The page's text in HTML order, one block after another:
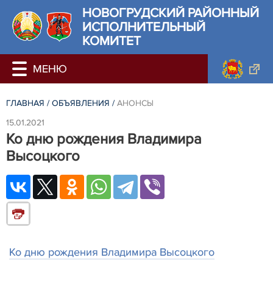
НОВОГРУДСКИЙ РАЙОННЫЙ
ИСПОЛНИТЕЛЬНЫЙ
КОМИТЕТ
ГЛАВНАЯ / ОБЪЯВЛЕНИЯ / АНОНСЫ
15.01.2021
Ко дню рождения Владимира
Высоцкого
Ко дню рождения Владимира Высоцкого